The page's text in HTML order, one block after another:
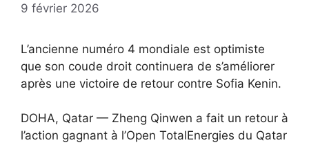
9 février 2026
L’ancienne numéro 4 mondiale est optimiste
que son coude droit continuera de s’améliorer
après une victoire de retour contre Sofia Kenin.
DOHA, Qatar — Zheng Qinwen a fait un retour à
l’action gagnant à l’Open TotalEnergies du Qatar